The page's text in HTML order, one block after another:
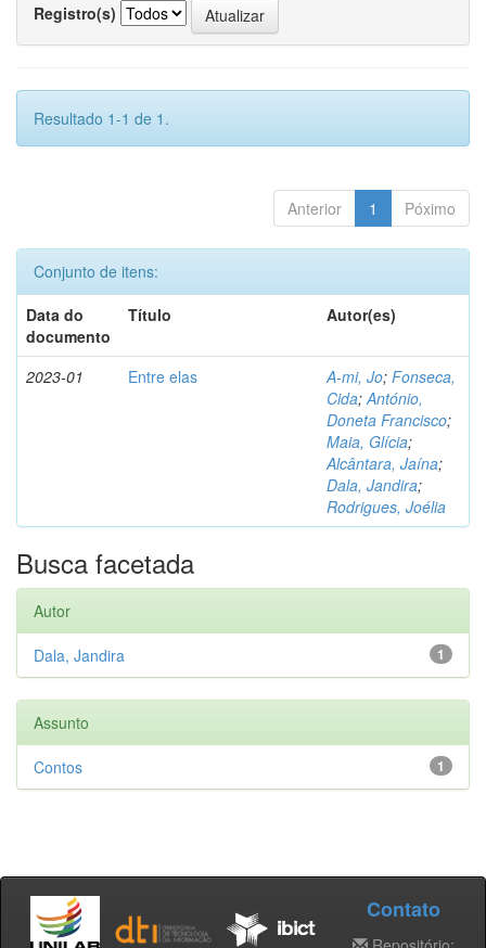
Registro(s)
Resultado 1-1 de 1.
Anterior 1 Póximo
Conjunto de itens:
Data do
documento
Título Autor(es)
2023-01 Entre elas A-mi, Jo; Fonseca,
Cida;António,
Doneta Francisco;
Maia, Glícia;
Alcântara, Jaína;
Dala, Jandira;
Rodrigues, Joélia
Busca facetada
Autor
1
Dala, Jandira
Assunto
1
Contos
Contato